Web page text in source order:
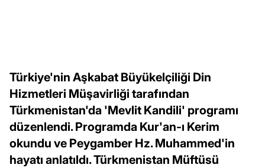
Türkiye'nin Aşkabat Büyükelçiliği Din
Hizmetleri Müşavirliği tarafından
Türkmenistan'da 'Mevlit Kandili' programı
düzenlendi. Programda Kur'an-ı Kerim
okundu ve Peygamber Hz. Muhammed'in
hayatı anlatıldı. Türkmenistan Müftüsü